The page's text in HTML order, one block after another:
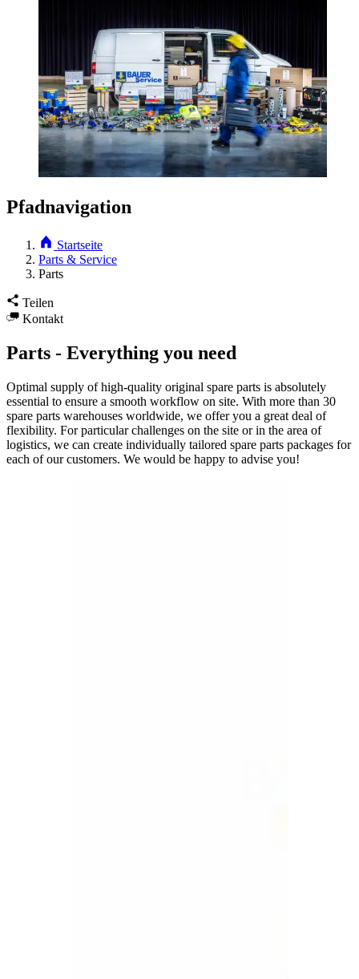
Pfadnavigation
Startseite
Parts & Service
Parts
Teilen
Kontakt
Parts - Everything you need
Optimal supply of high-quality original spare parts is absolutely
essential to ensure a smooth workflow on site. With more than 30
spare parts warehouses worldwide, we offer you a great deal of
flexibility. For particular challenges on the site or in the area of
logistics, we can create individually tailored spare parts packages for
each of our customers. We would be happy to advise you!